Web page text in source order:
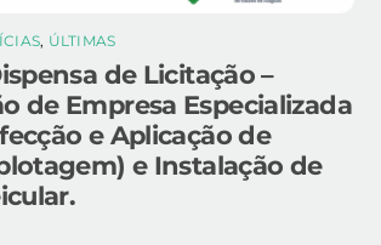
, ÚLTIMAS
de Licitação –
de Empresa Especializada
e Aplicação de
e Instalação de